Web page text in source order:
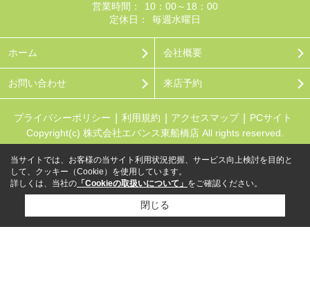
営業時間：
10：00～18：00
定休日：
毎週水曜日
ホーム 会社概要
お問い合わせ 来店予約
プライバシーポリシー 利用規約 アクセスマップ
PCサイト
Copyright(c) 株式会社エバンス東船橋店 All rights reserved.
当サイトでは、お客様の当サイト利用状況把握、サービス向上検討を目的と
して、クッキー（Cookie）を使用しています。
詳しくは、当社の 「Cookieの取扱いについて」 をご確認ください。
閉じる